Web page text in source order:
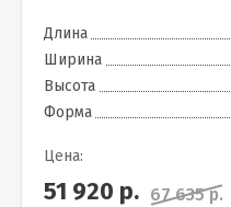
Длина
Ширина
Высота
Форма
Цена:
51 920 р. 67 635 р.